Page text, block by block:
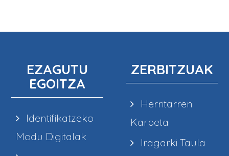
EZAGUTU
EGOITZA
Identifikatzeko
Modu Digitalak
ZERBITZUAK
Herritarren
Karpeta
Iragarki Taula